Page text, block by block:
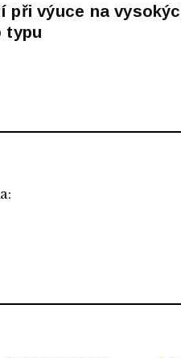
při výuce na
typu